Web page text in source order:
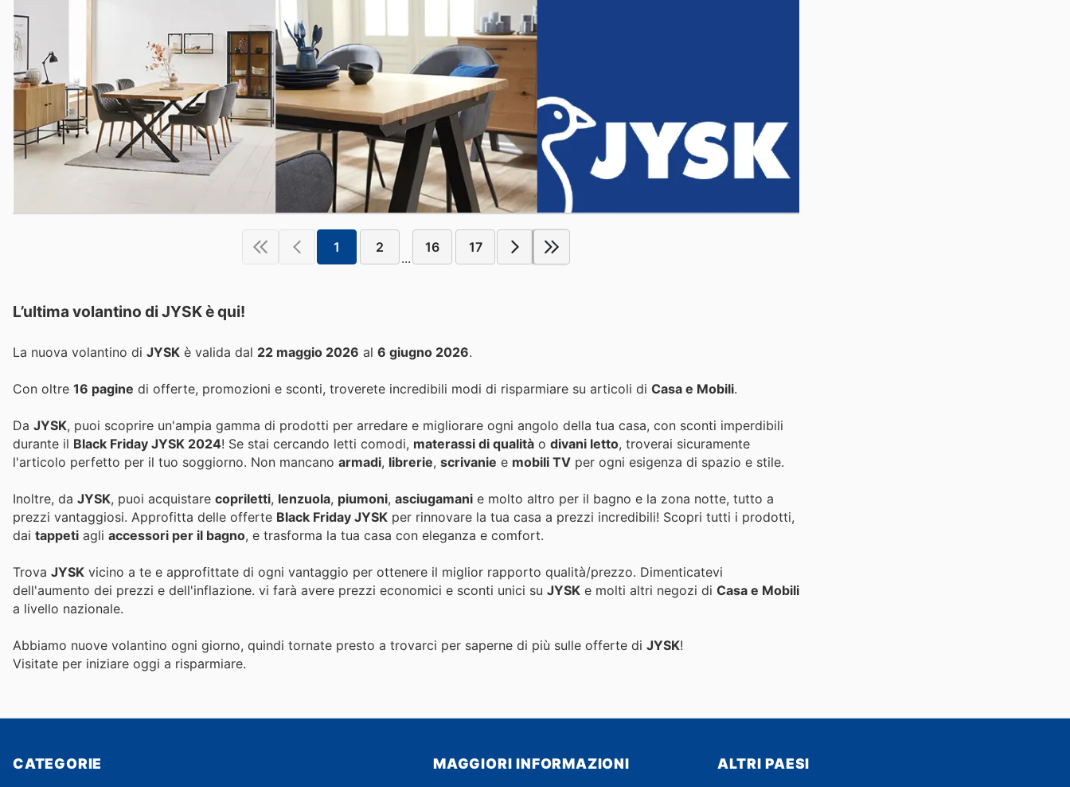
1 2
...
16 17
L’ultima volantino di JYSK è qui!
La nuova volantino di JYSK è valida dal 22 maggio 2026 al 6 giugno 2026.
Con oltre 16 pagine di offerte, promozioni e sconti, troverete incredibili modi di risparmiare su articoli di Casa e Mobili.
Da JYSK, puoi scoprire un'ampia gamma di prodotti per arredare e migliorare ogni angolo della tua casa, con sconti imperdibili
durante il Black Friday JYSK 2024! Se stai cercando letti comodi, materassi di qualità o divani letto, troverai sicuramente
l'articolo perfetto per il tuo soggiorno. Non mancano armadi, librerie, scrivanie e mobili TV per ogni esigenza di spazio e stile.
Inoltre, da JYSK, puoi acquistare copriletti, lenzuola, piumoni, asciugamani e molto altro per il bagno e la zona notte, tutto a
prezzi vantaggiosi. Approfitta delle offerte Black Friday JYSK per rinnovare la tua casa a prezzi incredibili! Scopri tutti i prodotti,
dai tappeti agli accessori per il bagno, e trasforma la tua casa con eleganza e comfort.
Trova JYSK vicino a te e approfittate di ogni vantaggio per ottenere il miglior rapporto qualità/prezzo. Dimenticatevi
dell'aumento dei prezzi e dell'inflazione. vi farà avere prezzi economici e sconti unici su JYSK e molti altri negozi di Casa e Mobili
a livello nazionale.
Abbiamo nuove volantino ogni giorno, quindi tornate presto a trovarci per saperne di più sulle offerte di JYSK!
Visitate per iniziare oggi a risparmiare.
CATEGORIE MAGGIORI INFORMAZIONI ALTRI PAESI